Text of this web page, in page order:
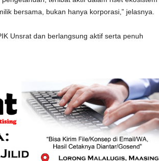
bersama, bukan hanya korporasi,” jelasnya.
Unsrat dan berlangsung aktif serta penuh